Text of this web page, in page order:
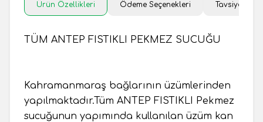
Ürün Özellikleri Ödeme Seçenekleri Tavsiye Et
TÜM ANTEP FISTIKLI PEKMEZ SUCUĞU
Kahramanmaraş bağlarının üzümlerinden
yapılmaktadır.Tüm ANTEP FISTIKLI Pekmez
sucuğunun yapımında kullanılan üzüm kan